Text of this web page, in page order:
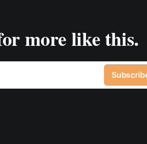
more like this.